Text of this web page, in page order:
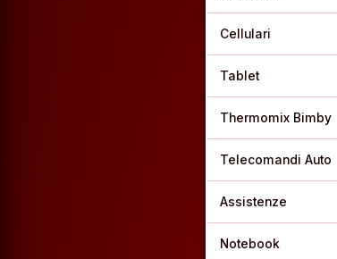
Cellulari
Tablet
Thermomix Bimby
Telecomandi Auto
Assistenze
Notebook